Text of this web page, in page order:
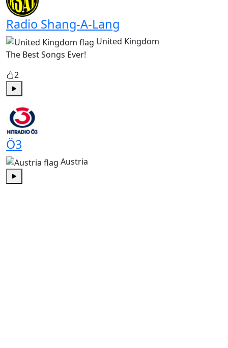
Radio Shang-A-Lang
United Kingdom
The Best Songs Ever!
2
Ö3
Austria
Play